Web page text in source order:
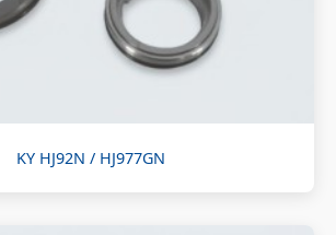
KY HJ92N / HJ977GN